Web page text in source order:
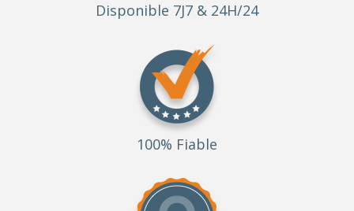
Disponible 7J7 & 24H/24
100% Fiable